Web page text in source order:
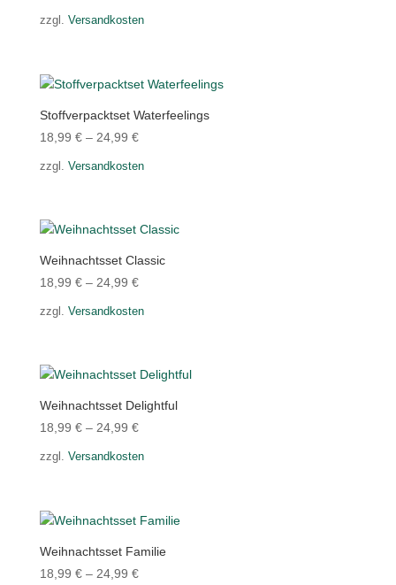
zzgl. Versandkosten
Stoffverpacktset Waterfeelings
18,99 €– 24,99 €
zzgl. Versandkosten
Weihnachtsset Classic
18,99 €– 24,99 €
zzgl. Versandkosten
Weihnachtsset Delightful
18,99 €– 24,99 €
zzgl. Versandkosten
Weihnachtsset Familie
18,99 €– 24,99 €